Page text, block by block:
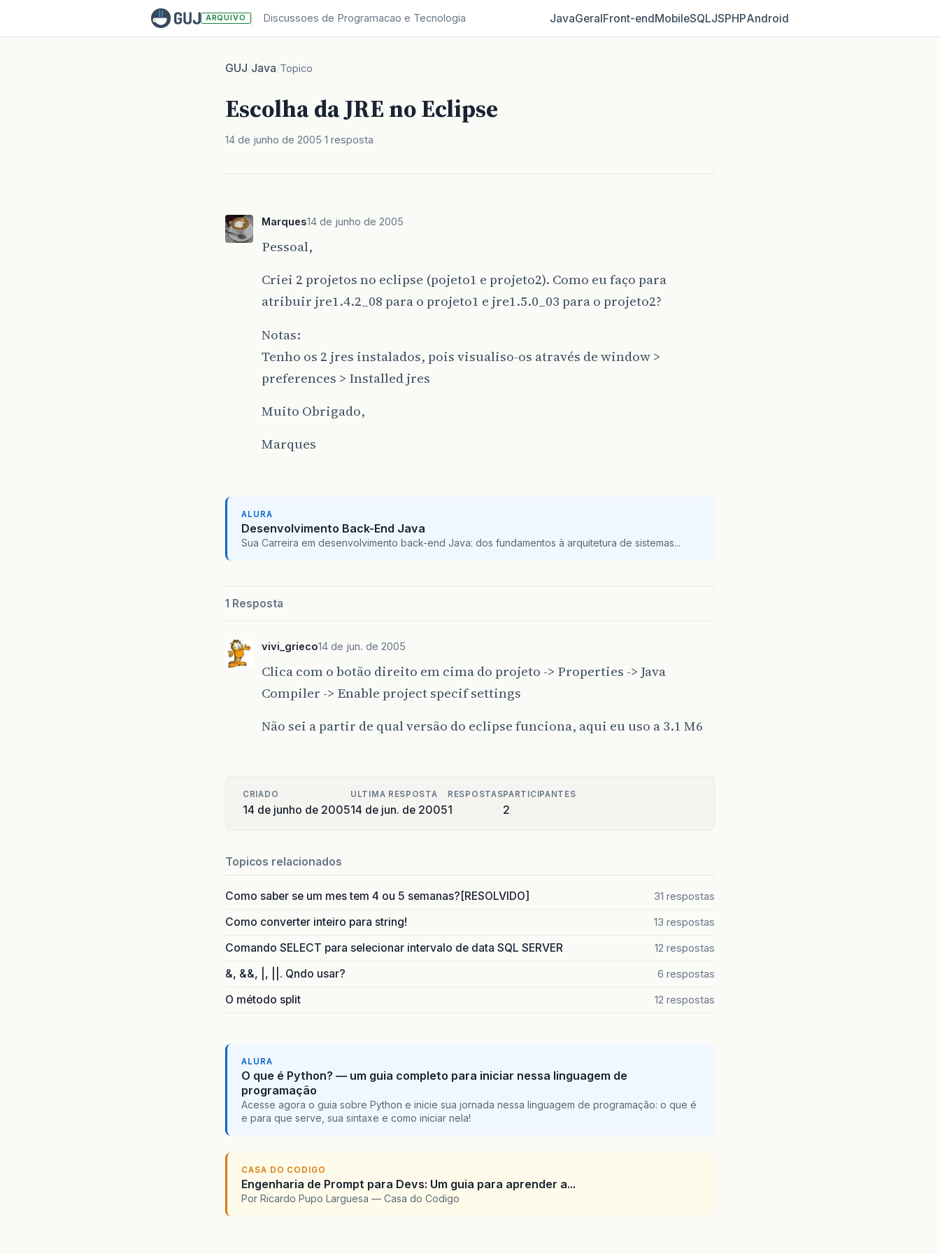
ARQUIVO Discussoes de Programacao e Tecnologia JavaGeralFront‑endMobileSQLJSPHPAndroid
GUJ/Java/Topico
Escolha da JRE no Eclipse
14 de junho de 2005 1 resposta
Marques14 de junho de 2005
Pessoal,
Criei 2 projetos no eclipse (pojeto1 e projeto2). Como eu faço para
atribuir jre1.4.2_08 para o projeto1 e jre1.5.0_03 para o projeto2?
Notas:
Tenho os 2 jres instalados, pois visualiso-os através de window >
preferences > Installed jres
Muito Obrigado,
Marques
ALURA
Desenvolvimento Back-End Java
Sua Carreira em desenvolvimento back-end Java: dos fundamentos à arquitetura de sistemas...
1 Resposta
vivi_grieco14 de jun. de 2005
Clica com o botão direito em cima do projeto -> Properties -> Java
Compiler -> Enable project specif settings
Não sei a partir de qual versão do eclipse funciona, aqui eu uso a 3.1 M6
CRIADO
14 de junho de 2005
ULTIMA RESPOSTA
14 de jun. de 2005
RESPOSTAS
1
PARTICIPANTES
2
Topicos relacionados
Como saber se um mes tem 4 ou 5 semanas?[RESOLVIDO] 31 respostas
Como converter inteiro para string! 13 respostas
Comando SELECT para selecionar intervalo de data SQL SERVER 12 respostas
&, &&, |, ||. Qndo usar? 6 respostas
O método split 12 respostas
ALURA
O que é Python? — um guia completo para iniciar nessa linguagem de
programação
Acesse agora o guia sobre Python e inicie sua jornada nessa linguagem de programação: o que é
e para que serve, sua sintaxe e como iniciar nela!
CASA DO CODIGO
Engenharia de Prompt para Devs: Um guia para aprender a...
Por Ricardo Pupo Larguesa — Casa do Codigo